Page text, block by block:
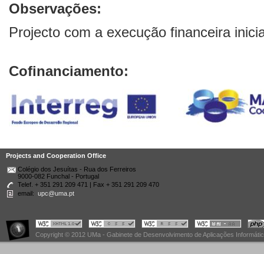
Observações:
Projecto com a execução financeira
Cofinanciamento:
Projects and Cooperation Office
Colégio dos Jesuítas - Rua dos Ferreiros
9000-082 Funchal - Portugal
Telef. + 351 291 209 471 | Fax + 351 291 209 470
email: upc@uma.pt
Copyright © 2012 UMa - Gabinete de Desenvolvimento de Aplicações